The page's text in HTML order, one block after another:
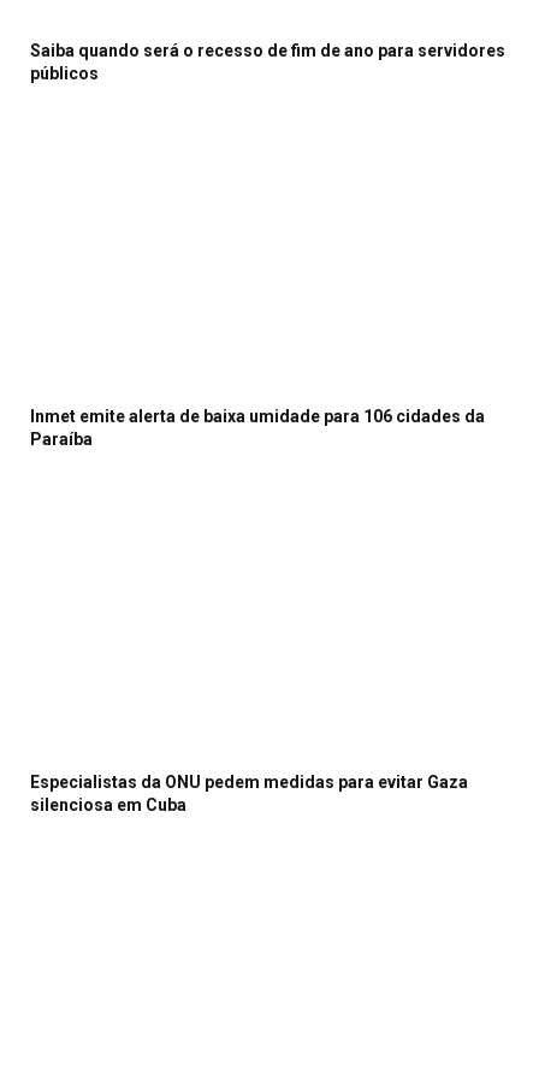
Saiba quando será o recesso de fim de ano para servidores
públicos
Inmet emite alerta de baixa umidade para 106 cidades da
Paraíba
Especialistas da ONU pedem medidas para evitar Gaza
silenciosa em Cuba